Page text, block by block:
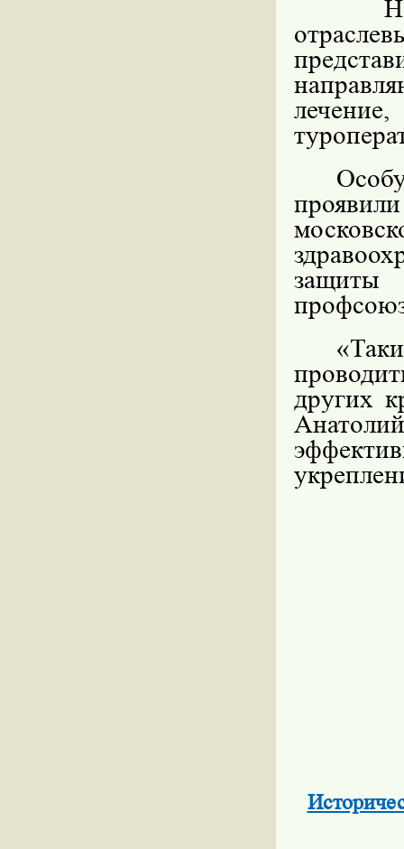
защиты
других